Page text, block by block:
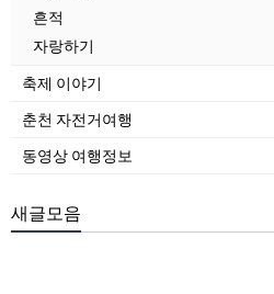
흔적
자랑하기
축제 이야기
춘천 자전거여행
동영상 여행정보
새글모음